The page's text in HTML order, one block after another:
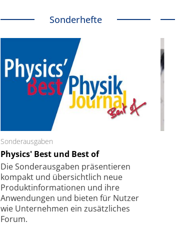
Sonderhefte
Sonderausgaben
Physics' Best und Best of
Die Sonder­ausgaben präsentieren
kompakt und übersichtlich neue
Produkt­informationen und ihre
Anwendungen und bieten für Nutzer
wie Unternehmen ein zusätzliches
Forum.
Elektronenmikroskopie auf
kleinstem Raum